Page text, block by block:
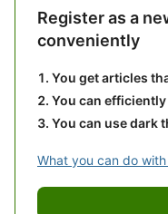
Register as a
conveniently
You get articles
You can
You can use dark
What you can do